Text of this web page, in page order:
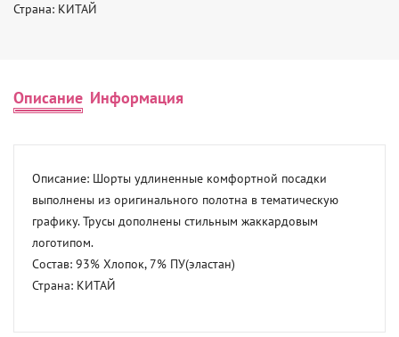
Страна: КИТАЙ
Описание Информация
Описание: Шорты удлиненные комфортной посадки
выполнены из оригинального полотна в тематическую
графику. Трусы дополнены стильным жаккардовым
логотипом.
Состав: 93% Хлопок, 7% ПУ(эластан)
Страна: КИТАЙ